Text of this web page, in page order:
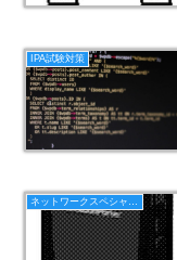
IPA試験対策
ネットワークスペシャリスト